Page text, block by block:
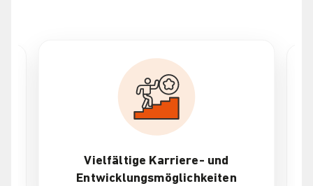
Vielfältige Karriere- und
Entwicklungsmöglichkeiten